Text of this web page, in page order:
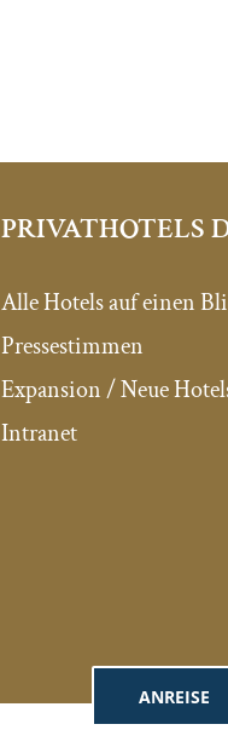
PRIVATHOTELS
Alle Hotels auf einen
Pressestimmen
Expansion / Neue
Intranet